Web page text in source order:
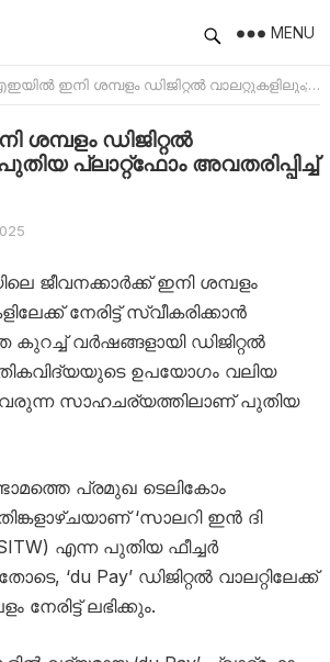
MENU
ഇനി ശമ്പളം ഡിജിറ്റൽ വാലറ്റുകളിലും;പുതിയ പ്ലാറ്റ്‌ഫോം അവതരിപ്പിച്ച് ‘du Pay’
ഡിജിറ്റൽ
പ്ലാറ്റ്‌ഫോം അവതരിപ്പിച്ച്
ജീവനക്കാർക്ക് ഇനി ശമ്പളം
നേരിട്ട് സ്വീകരിക്കാൻ
കുറച്ച് വർഷങ്ങളായി ഡിജിറ്റൽ
ഉപയോഗം വലിയ
സാഹചര്യത്തിലാണ് പുതിയ
പ്രമുഖ ടെലികോം
തിങ്കളാഴ്ചയാണ് ‘സാലറി ഇൻ ദി
എന്ന പുതിയ ഫീച്ചർ
‘du Pay’ ഡിജിറ്റൽ വാലറ്റിലേക്ക്
നേരിട്ട് ലഭിക്കും.